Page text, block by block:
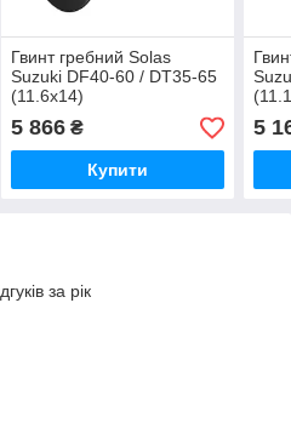
Гвинт гребний Solas
Suzuki DF40-60 / DT35-65
(11.6x14)
5 866₴
Купити
5
за рік